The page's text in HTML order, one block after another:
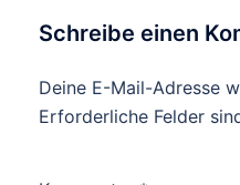
Schreibe einen
Deine E-Mail-Adresse
Erforderliche Felder